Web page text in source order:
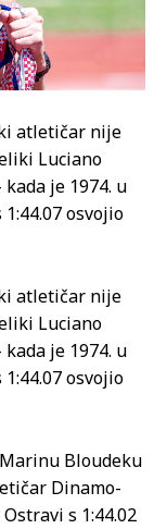
atletičar nije
Luciano
je 1974. u
osvojio
atletičar nije
Luciano
je 1974. u
osvojio
Bloudeku
Dinamo-
s 1:44.02